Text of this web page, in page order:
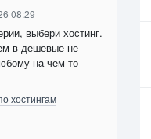
08:29
выбери хостинг.
в дешевые не
на чем-то
хостингам